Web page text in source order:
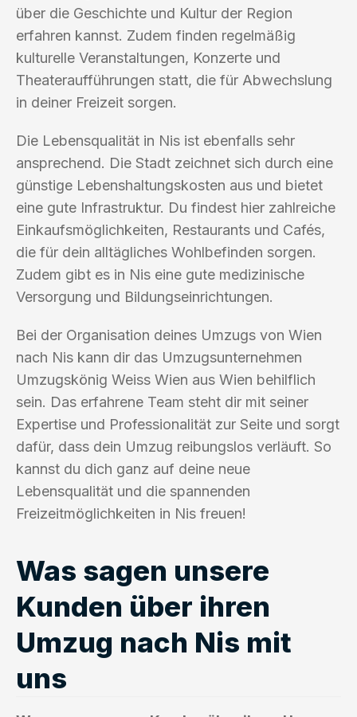
über die Geschichte und Kultur der Region
erfahren kannst. Zudem finden regelmäßig
kulturelle Veranstaltungen, Konzerte und
Theateraufführungen statt, die für Abwechslung
in deiner Freizeit sorgen.
Die Lebensqualität in Nis ist ebenfalls sehr
ansprechend. Die Stadt zeichnet sich durch eine
günstige Lebenshaltungskosten aus und bietet
eine gute Infrastruktur. Du findest hier zahlreiche
Einkaufsmöglichkeiten, Restaurants und Cafés,
die für dein alltägliches Wohlbefinden sorgen.
Zudem gibt es in Nis eine gute medizinische
Versorgung und Bildungseinrichtungen.
Bei der Organisation deines Umzugs von Wien
nach Nis kann dir das Umzugsunternehmen
Umzugskönig Weiss Wien aus Wien behilflich
sein. Das erfahrene Team steht dir mit seiner
Expertise und Professionalität zur Seite und sorgt
dafür, dass dein Umzug reibungslos verläuft. So
kannst du dich ganz auf deine neue
Lebensqualität und die spannenden
Freizeitmöglichkeiten in Nis freuen!
Was sagen unsere
Kunden über ihren
Umzug nach Nis mit
uns